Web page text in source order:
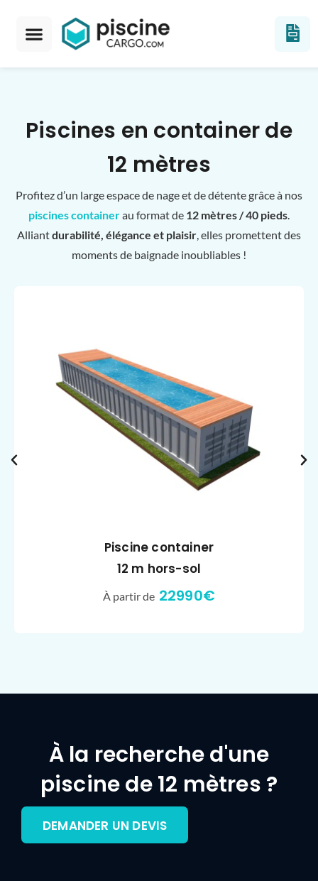
Piscines en container de
12 mètres
Profitez d’un large espace de nage et de détente grâce à nos
piscines containerau format de 12 mètres / 40 pieds.
Alliantdurabilité, élégance et plaisir, elles promettent des
moments de baignade inoubliables !
Piscine container
12 m hors-sol
À partir de 22990€
À la recherche d'une
piscine de 12 mètres ?
DEMANDER UN DEVIS